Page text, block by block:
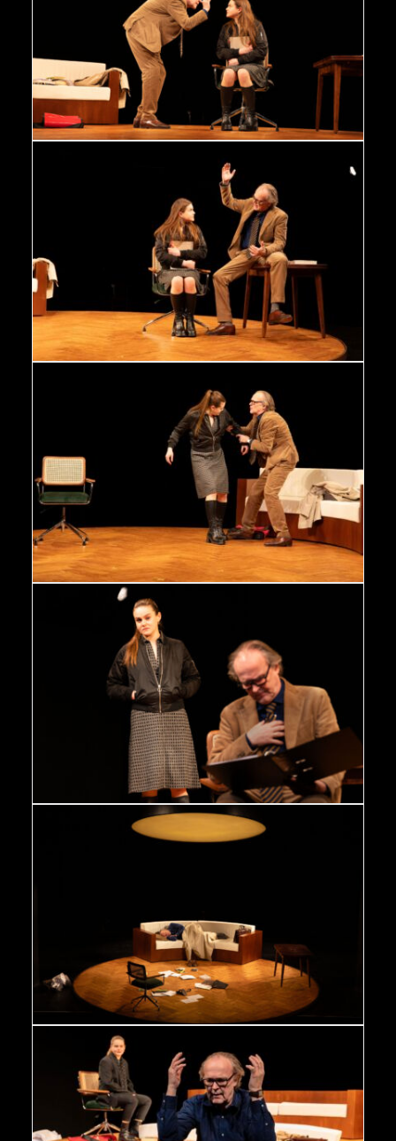
Oleanna - Johanna Asch, Sven-Eric Bechtolf Foto: Kerstin
Schomburg / Abdruck bei Nennung der Fotografin
Oleanna - Johanna Asch, Sven-Eric Bechtolf Foto: Kerstin
Schomburg / Abdruck bei Nennung der Fotografin
Oleanna - Johanna Asch, Sven-Eric Bechtolf - Foto: Kerstin
Oleanna - Sven-Eric Bechtolf Foto: Kerstin Schomburg /
Oleanna - Sven-Eric Bechtolf, Johanna Asch Foto: Kerstin
Schomburg / Abdruck bei Nennung der Fotografin
honorarfrei